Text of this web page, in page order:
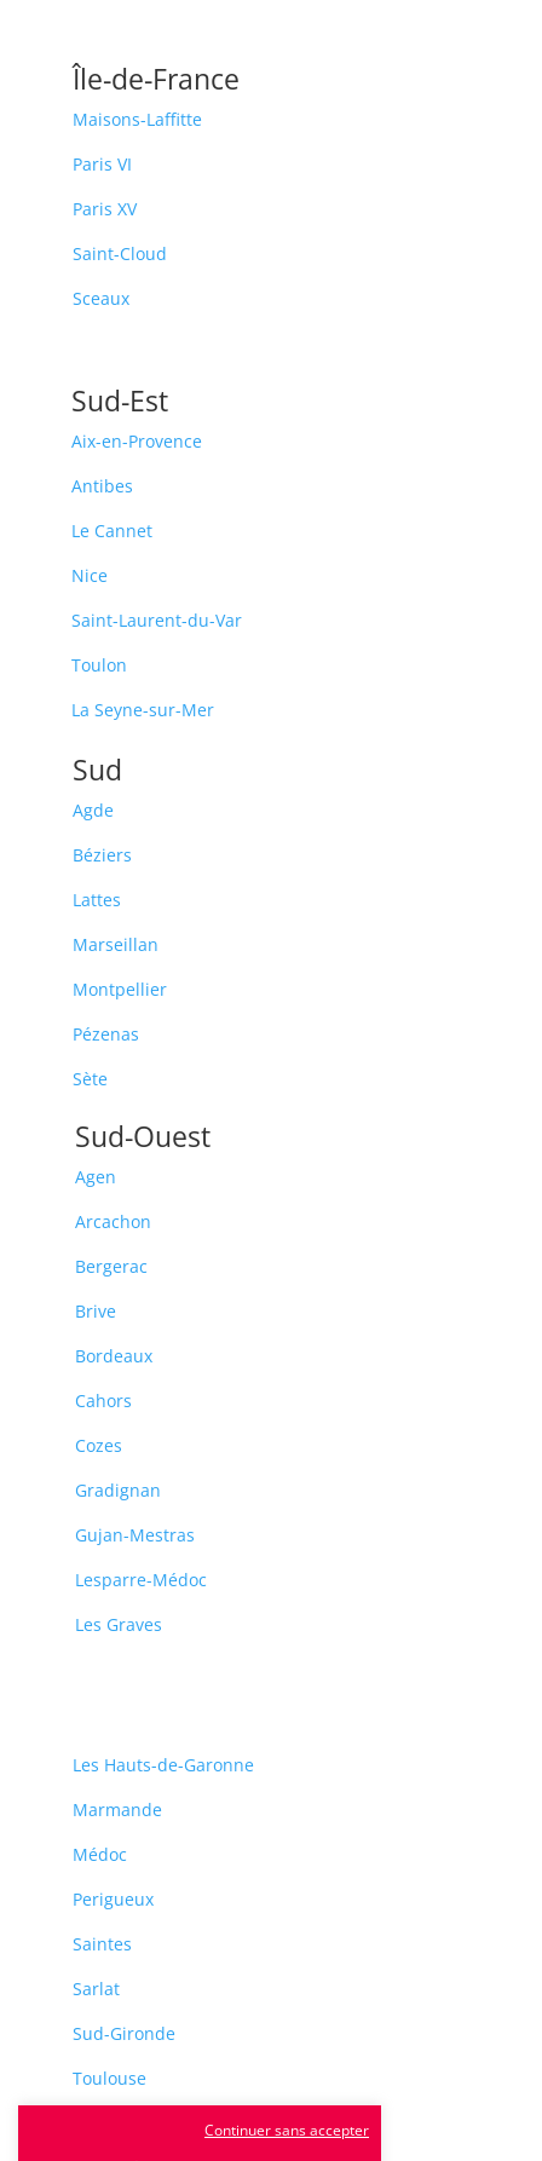
Île-de-France
Maisons-Laffitte
Paris VI
Paris XV
Saint-Cloud
Sceaux
Sud-Est
Aix-en-Provence
Antibes
Le Cannet
Nice
Saint-Laurent-du-Var
Toulon
La Seyne-sur-Mer
Sud
Agde
Béziers
Lattes
Marseillan
Montpellier
Pézenas
Sète
Sud-Ouest
Agen
Arcachon
Bergerac
Brive
Bordeaux
Cahors
Cozes
Gradignan
Gujan-Mestras
Lesparre-Médoc
Les Graves
Les Hauts-de-Garonne
Marmande
Médoc
Perigueux
Saintes
Sarlat
Sud-Gironde
Toulouse
Continuer sans accepter